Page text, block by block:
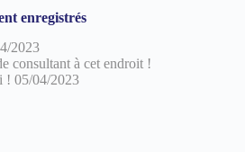
enregistrés
2023
consultant à cet endroit !
! 05/04/2023